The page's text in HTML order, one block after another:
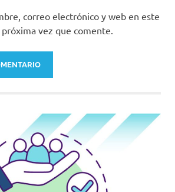
correo electrónico y web en este
vez que comente.